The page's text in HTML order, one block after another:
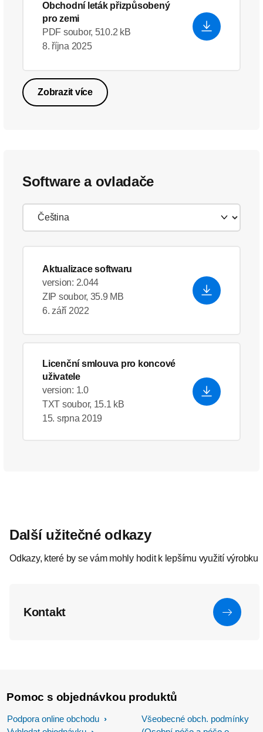
Obchodní leták přizpůsobený
pro zemi
PDF soubor, 510.2 kB
8. října 2025
Zobrazit více
Software a ovladače
Aktualizace softwaru
version: 2.044
ZIP soubor, 35.9 MB
6. září 2022
Licenční smlouva pro koncové
uživatele
version: 1.0
TXT soubor, 15.1 kB
15. srpna 2019
Další užitečné odkazy
Odkazy, které by se vám mohly hodit k lepšímu využití výrobku
Kontakt
Pomoc s objednávkou produktů
Podpora online obchodu
Všeobecné obch. podmínky